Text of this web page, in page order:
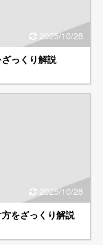
2025/10/28
っくり解説
2025/10/28
をざっくり解説